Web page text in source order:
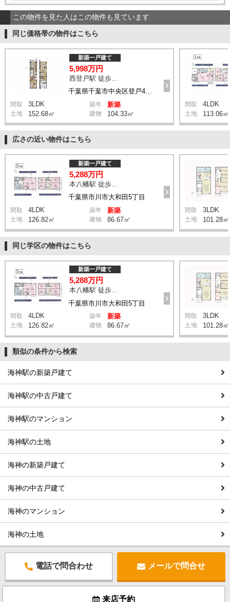
この物件を見た人はこの物件も見ています
同じ価格帯の物件はこちら
新築一戸建て
5,998万円
間取 3LDK 築年 新築
土地 152.68㎡ 建物 104.33㎡
間取 4LDK
土地 113.06㎡
広さの近い物件はこちら
千葉県市川市大和田5丁目
新築一戸建て
5,288万円
本八幡駅 徒歩20分
間取 4LDK 築年 新築
土地 126.82㎡ 建物 86.67㎡
間取 3LDK
土地 101.28㎡
同じ学区の物件はこちら
千葉県市川市大和田5丁目
新築一戸建て
5,288万円
本八幡駅 徒歩20分
間取 4LDK 築年 新築
土地 126.82㎡ 建物 86.67㎡
間取 3LDK
土地 101.28㎡
類似の条件から検索
海神駅の新築戸建て
海神駅の中古戸建て
海神駅のマンション
海神駅の土地
海神の新築戸建て
海神の中古戸建て
海神のマンション
海神の土地
電話で問合わせ メールで問合せ
来店予約